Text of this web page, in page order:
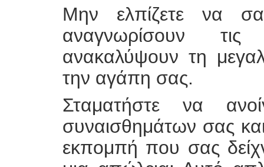
Μην ελπίζετε να
αναγνωρίσουν
ανακαλύψουν τη
την αγάπη σας.
Σταματήστε να
συναισθημάτων σας
εκπομπή που σας